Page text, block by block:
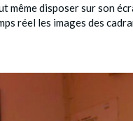
même disposer sur son
réel les images des